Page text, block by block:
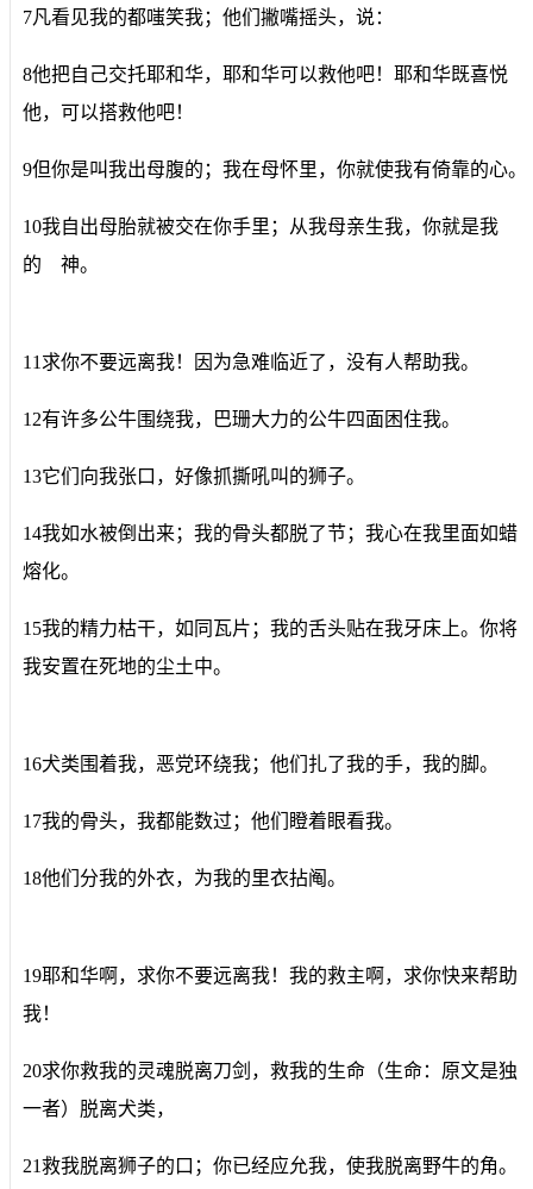
7凡看见我的都嗤笑我；他们撇嘴摇头，说：
8他把自己交托耶和华，耶和华可以救他吧！耶和华既喜悦
他，可以搭救他吧！
9但你是叫我出母腹的；我在母怀里，你就使我有倚靠的心。
10我自出母胎就被交在你手里；从我母亲生我，你就是我
的 神。
11求你不要远离我！因为急难临近了，没有人帮助我。
12有许多公牛围绕我，巴珊大力的公牛四面困住我。
13它们向我张口，好像抓撕吼叫的狮子。
14我如水被倒出来；我的骨头都脱了节；我心在我里面如蜡
熔化。
15我的精力枯干，如同瓦片；我的舌头贴在我牙床上。你将
我安置在死地的尘土中。
16犬类围着我，恶党环绕我；他们扎了我的手，我的脚。
17我的骨头，我都能数过；他们瞪着眼看我。
18他们分我的外衣，为我的里衣拈阄。
19耶和华啊，求你不要远离我！我的救主啊，求你快来帮助
我！
20求你救我的灵魂脱离刀剑，救我的生命（生命：原文是独
一者）脱离犬类，
21救我脱离狮子的口；你已经应允我，使我脱离野牛的角。